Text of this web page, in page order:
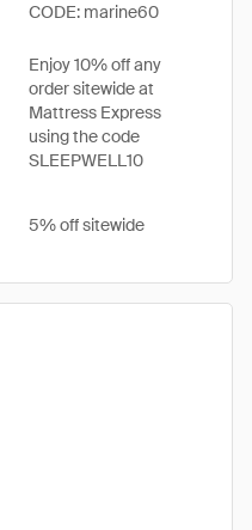
CODE: marine60
Enjoy 10% off any
order sitewide at
Mattress Express
using the code
SLEEPWELL10
5% off sitewide